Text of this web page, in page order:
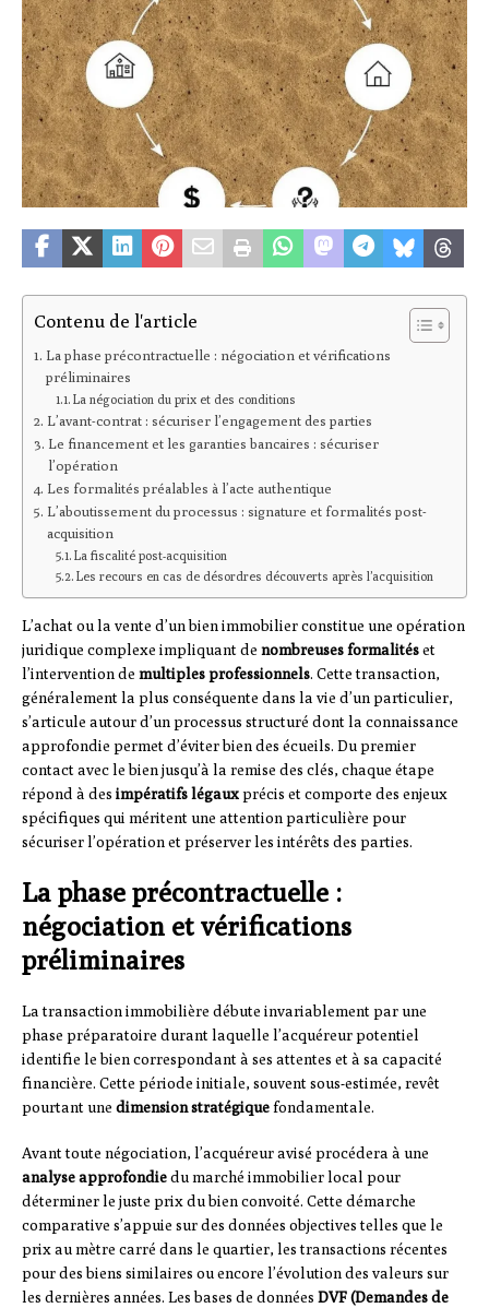
Contenu de l'article
La phase précontractuelle : négociation et vérifications
préliminaires
La négociation du prix et des conditions
L’avant-contrat : sécuriser l’engagement des parties
Le financement et les garanties bancaires : sécuriser
l’opération
Les formalités préalables à l’acte authentique
L’aboutissement du processus : signature et formalités post-
acquisition
La fiscalité post-acquisition
Les recours en cas de désordres découverts après l’acquisition
L’achat ou la vente d’un bien immobilier constitue une opération
juridique complexe impliquant de nombreuses formalitéset
l’intervention de multiples professionnels. Cette transaction,
généralement la plus conséquente dans la vie d’un particulier,
s’articule autour d’un processus structuré dont la connaissance
approfondie permet d’éviter bien des écueils. Du premier
contact avec le bien jusqu’à la remise des clés, chaque étape
répond à des impératifs légauxprécis et comporte des enjeux
spécifiques qui méritent une attention particulière pour
sécuriser l’opération et préserver les intérêts des parties.
La phase précontractuelle :
négociation et vérifications
préliminaires
La transaction immobilière débute invariablement par une
phase préparatoire durant laquelle l’acquéreur potentiel
identifie le bien correspondant à ses attentes et à sa capacité
financière. Cette période initiale, souvent sous-estimée, revêt
pourtant une dimension stratégiquefondamentale.
Avant toute négociation, l’acquéreur avisé procédera à une
analyse approfondiedu marché immobilier local pour
déterminer le juste prix du bien convoité. Cette démarche
comparative s’appuie sur des données objectives telles que le
prix au mètre carré dans le quartier, les transactions récentes
pour des biens similaires ou encore l’évolution des valeurs sur
les dernières années. Les bases de données DVF (Demandes de